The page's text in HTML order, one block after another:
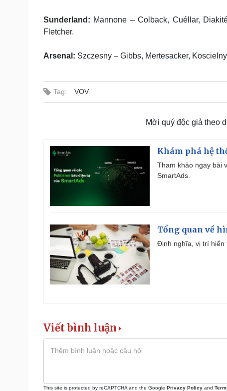
Sunderland: Mannone – Colback, Cuéllar,
Fletcher.
Arsenal: Szczesny – Gibbs, Mertesacker,
Tag: VOV
Mời quý độc giả theo
Khám phá hệ
Tham khảo ngay bài
SmartAds.
Tổng quan về
Định nghĩa, vị trí hiển
Viết bình luận
This site is protected by reCAPTCHA and the Google Privacy Policy and